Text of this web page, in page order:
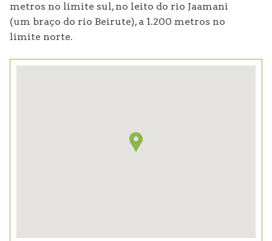
metros no limite sul, no leito do rio Jaamani
(um braço do rio Beirute), a 1.200 metros no
limite norte.